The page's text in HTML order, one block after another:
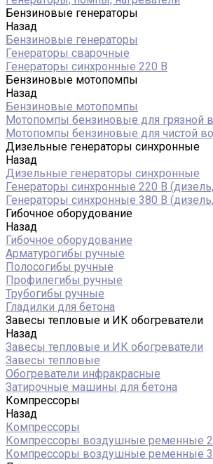
Бензиновые генераторы
Назад
Бензиновые генераторы
Генераторы сварочные
Генераторы синхронные 220 В
Бензиновые мотопомпы
Назад
Бензиновые мотопомпы
Мотопомпы бензиновые для грязной
Мотопомпы бензиновые для чистой
Дизельные генераторы синхронные
Назад
Дизельные генераторы синхронные
Генераторы синхронные 220 В
Генераторы синхронные 380 В
Гибочное оборудование
Назад
Гибочное оборудование
Арматурогибы ручные
Полосогибы ручные
Профилегибы ручные
Трубогибы ручные
Гладилки для бетона
Завесы тепловые и ИК обогреватели
Назад
Завесы тепловые и ИК обогреватели
Завесы тепловые
Обогреватели инфракрасные
Затирочные машины для бетона
Компрессоры
Назад
Компрессоры
Компрессоры воздушные ременные
Компрессоры воздушные ременные